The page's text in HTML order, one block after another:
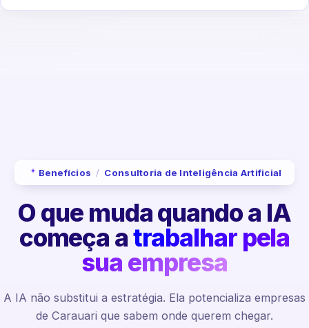
Benefícios / Consultoria de Inteligência Artificial
O que muda quando a IA
começa atrabalhar pela
sua empresa
A IA não substitui a estratégia. Ela potencializa empresas
de Carauari que sabem onde querem chegar.